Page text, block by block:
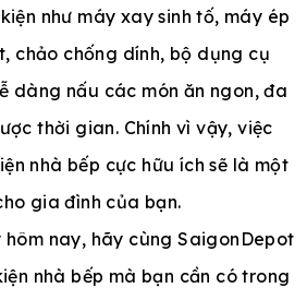
như máy xay sinh tố, máy ép
chảo chống dính, bộ dụng cụ
dàng nấu các món ăn ngon, đa
thời gian. Chính vì vậy, việc
nhà bếp cực hữu ích sẽ là một
gia đình của bạn.
nay, hãy cùng SaigonDepot
nhà bếp mà bạn cần có trong